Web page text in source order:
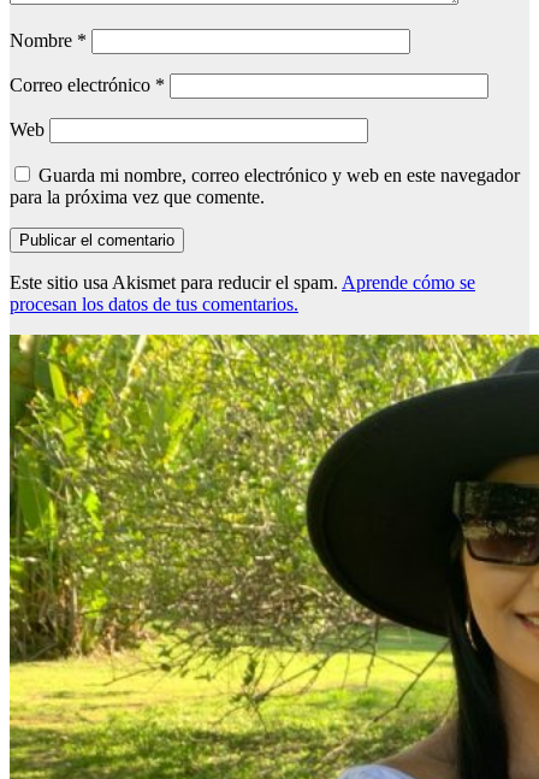
Nombre *
Correo electrónico *
Web
Guarda mi nombre, correo electrónico y web en este navegador
para la próxima vez que comente.
Este sitio usa Akismet para reducir el spam. Aprende cómo se
procesan los datos de tus comentarios.